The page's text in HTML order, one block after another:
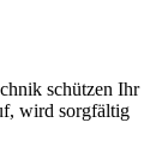
schützen Ihr
wird sorgfältig